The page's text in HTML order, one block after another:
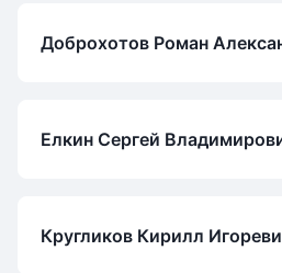
Доброхотов Роман
Елкин Сергей
Кругликов Кирилл